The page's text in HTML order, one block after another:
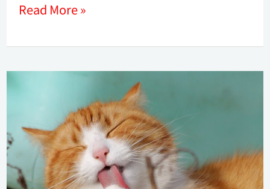
途
陌
生
人
Read More »
不
愛
開